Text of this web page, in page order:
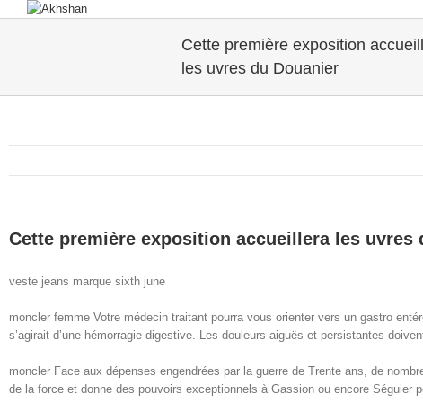
Cette première exposition
les uvres du Douanier
Cette première exposition accueillera les uvres
veste jeans marque sixth june
moncler femme Votre médecin traitant pourra vous orienter vers un gastro
s’agirait d’une hémorragie digestive. Les douleurs aiguës et persistantes
moncler Face aux dépenses engendrées par la guerre de Trente ans, de
de la force et donne des pouvoirs exceptionnels à Gassion ou encore